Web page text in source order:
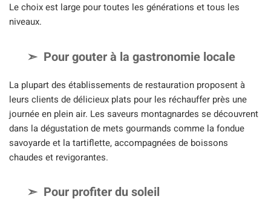
Le choix est large pour toutes les générations et tous les
niveaux.
Pour gouter à la gastronomie locale
La plupart des établissements de restauration proposent à
leurs clients de délicieux plats pour les réchauffer près une
journée en plein air. Les saveurs montagnardes se découvrent
dans la dégustation de mets gourmands comme la fondue
savoyarde et la tartiflette, accompagnées de boissons
chaudes et revigorantes.
Pour profiter du soleil